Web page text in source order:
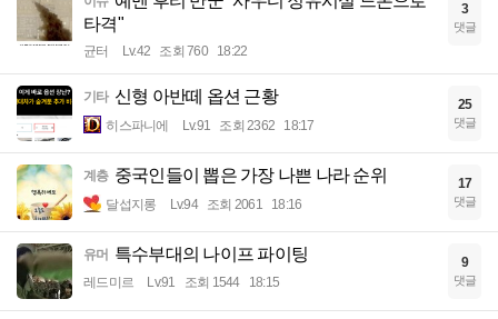
타격"
균터 Lv.42 조회 760 18:22
3
댓글
기타 신형 아반떼 옵션 근황
히스파니에 Lv.91 조회 2362 18:17
25
댓글
계층 중국인들이 뽑은 가장 나쁜 나라 순위
달섭지롱 Lv.94 조회 2061 18:16
17
댓글
유머 특수부대의 나이프 파이팅
레드미르 Lv.91 조회 1544 18:15
9
댓글